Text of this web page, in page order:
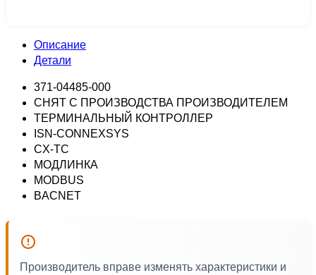
Описание
Детали
371-04485-000
СНЯТ С ПРОИЗВОДСТВА ПРОИЗВОДИТЕЛЕМ
ТЕРМИНАЛЬНЫЙ КОНТРОЛЛЕР
ISN-CONNEXSYS
CX-TC
МОДЛИНКА
MODBUS
BACNET
Производитель вправе изменять характеристики и